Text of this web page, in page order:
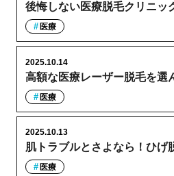
後悔しない医療脱毛クリニッ
医療
高額な医療レーザー脱毛を選
2025.10.14
医療
肌トラブルとさよなら！ひげ
2025.10.13
医療